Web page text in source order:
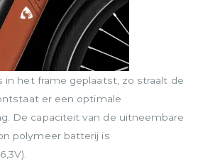
in het frame geplaatst, zo straalt de
er een optimale
De capaciteit van de uitneembare
polymeer batterij is